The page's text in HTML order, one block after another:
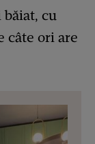
cu
câte ori are